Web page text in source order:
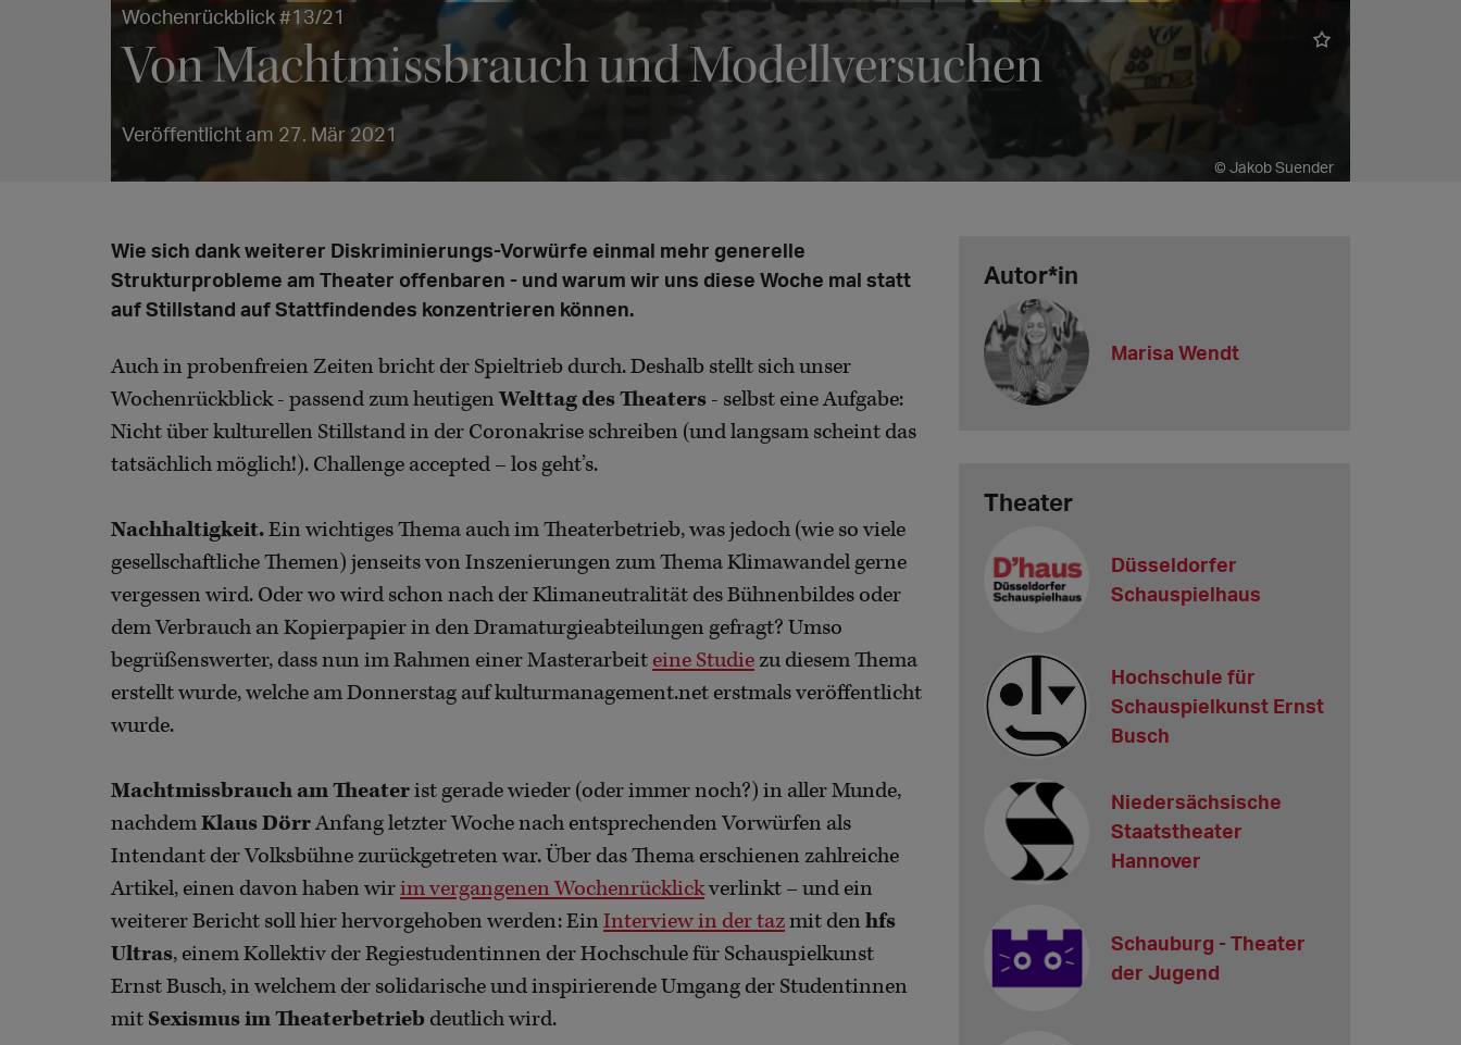
Wochenrückblick #13/21
Von Machtmissbrauch und Modellversuchen
Veröffentlicht am 27. Mär 2021
© Jakob Suender
Wie sich dank weiterer Diskriminierungs-Vorwürfe einmal mehr generelle
Strukturprobleme am Theater offenbaren - und warum wir uns diese Woche mal statt
auf Stillstand auf Stattfindendes konzentrieren können.
Auch in probenfreien Zeiten bricht der Spieltrieb durch. Deshalb stellt sich unser
Wochenrückblick - passend zum heutigenWelttag des Theaters - selbst eine Aufgabe:
Nicht über kulturellen Stillstand in der Coronakrise schreiben (und langsam scheint das
tatsächlich möglich!). Challenge accepted – los geht’s.
Nachhaltigkeit.Ein wichtiges Thema auch im Theaterbetrieb, was jedoch (wie so viele
gesellschaftliche Themen) jenseits von Inszenierungen zum Thema Klimawandel gerne
vergessen wird. Oder wo wird schon nach der Klimaneutralität des Bühnenbildes oder
dem Verbrauch an Kopierpapier in den Dramaturgieabteilungen gefragt? Umso
begrüßenswerter, dass nun im Rahmen einer Masterarbeit eine Studie zu diesem Thema
erstellt wurde, welche am Donnerstag auf kulturmanagement.net erstmals veröffentlicht
wurde.
Machtmissbrauch am Theaterist gerade wieder (oder immer noch?) in aller Munde,
nachdemKlaus DörrAnfang letzter Woche nach entsprechenden Vorwürfen als
Intendant der Volksbühne zurückgetreten war. Über das Thema erschienen zahlreiche
Artikel, einen davon haben wirim vergangenen Wochenrücklickverlinkt – und ein
weiterer Bericht soll hier hervorgehoben werden: Ein Interview in der tazmit den hfs
Ultras, einem Kollektiv der Regiestudentinnen der Hochschule für Schauspielkunst
Ernst Busch, in welchem der solidarische und inspirierende Umgang der Studentinnen
mit Sexismus im Theaterbetrieb deutlich wird.
Autor*in
Marisa Wendt
Theater
Düsseldorfer
Schauspielhaus
Hochschule für
Schauspielkunst Ernst
Busch
Niedersächsische
Staatstheater
Hannover
Schauburg - Theater
der Jugend